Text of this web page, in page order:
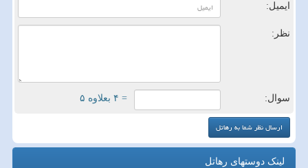
ایمیل:
نظر:
سوال: = ۴ بعلاوه ۵
لینک دوستهای رهاتل